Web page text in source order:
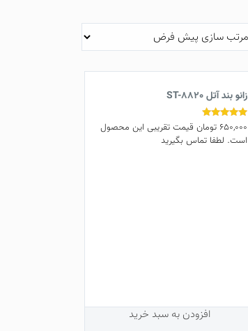
زانو بند آتل ST-8820
نمره
5.00
از 5
650,000 تومانقیمت تقریبی این محصول
است. لطفا تماس بگیرید
افزودن به سبد خرید